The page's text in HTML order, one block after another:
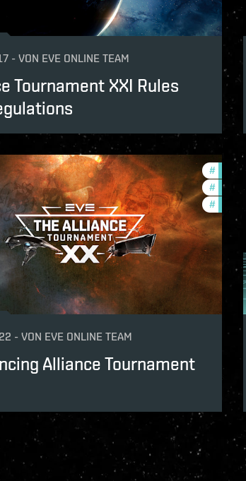
-VON EVE ONLINE TEAM
Tournament XXI Rules
#
#
#pvp
-VON EVE ONLINE TEAM
Alliance Tournament